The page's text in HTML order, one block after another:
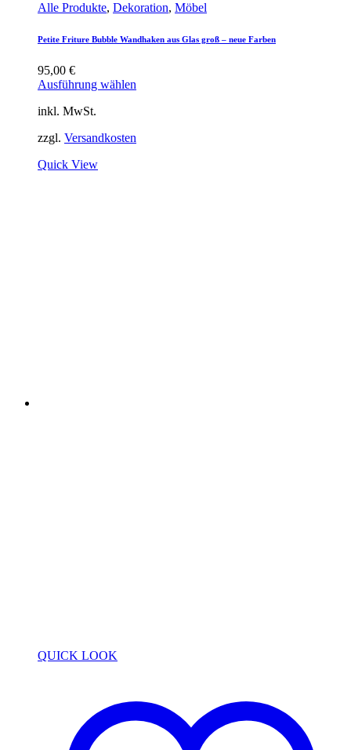
Alle Produkte, Dekoration, Möbel
Petite Friture Bubble Wandhaken aus Glas groß – neue Farben
95,00 €
Ausführung wählen
inkl. MwSt.
zzgl. Versandkosten
Quick View
QUICK LOOK